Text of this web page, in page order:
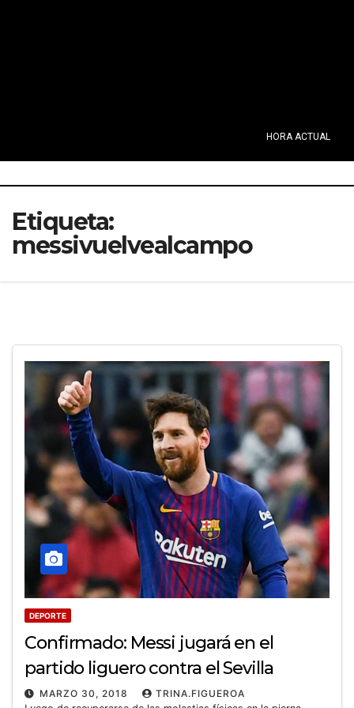
HORA ACTUAL
Etiqueta:
messivuelvealcampo
DEPORTE
Confirmado: Messi jugará en el
partido liguero contra el Sevilla
MARZO 30, 2018
TRINA.FIGUEROA